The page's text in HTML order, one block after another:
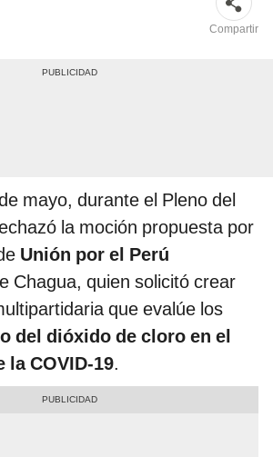
Compartir
mayo, durante el Pleno del
la moción propuesta por
Unión por el Perú
Chagua, quien solicitó crear
que evalúe los
del dióxido de cloro en el
la COVID-19.